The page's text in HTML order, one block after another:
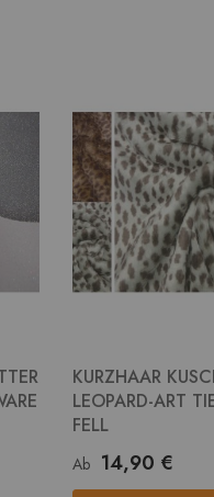
KURZHAAR
LEOPARD-ART
FELL
Ab 14,90 €